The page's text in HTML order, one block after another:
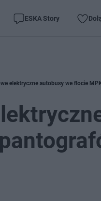
ESKA Story
elektryczne autobusy we flocie